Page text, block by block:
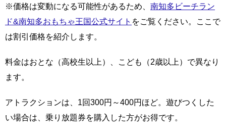
※価格は変動になる可能性があるため、 南知多ビーチラン
ド&南知多おもちゃ王国公式サイト をご覧ください。ここで
は割引価格を紹介します。
料金はおとな（高校生以上）、こども（2歳以上）で異なり
ます。
アトラクションは、1回300円～400円ほど。遊びつくした
い場合は、乗り放題券を購入した方がお得です。